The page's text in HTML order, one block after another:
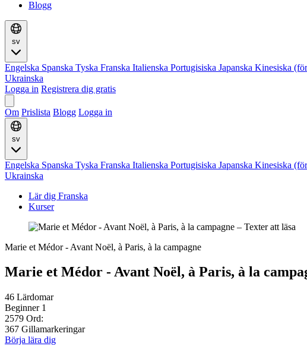
Blogg
sv
Engelska Spanska Tyska Franska Italienska Portugisiska Japanska Kinesiska
Ukrainska
Logga in Registrera dig gratis
Om Prislista Blogg Logga in
sv
Engelska Spanska Tyska Franska Italienska Portugisiska Japanska Kinesiska
Ukrainska
Lär dig Franska
Kurser
Marie et Médor - Avant Noël, à Paris, à la campagne
Marie et Médor - Avant Noël, à Paris, à la
46 Lärdomar
Beginner 1
2579 Ord:
367 Gillamarkeringar
Börja lära dig